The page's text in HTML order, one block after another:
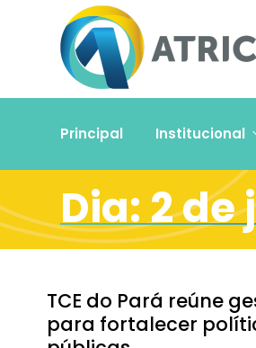
Principal Institucional
Dia:2 de
TCE do Pará reúne
para fortalecer